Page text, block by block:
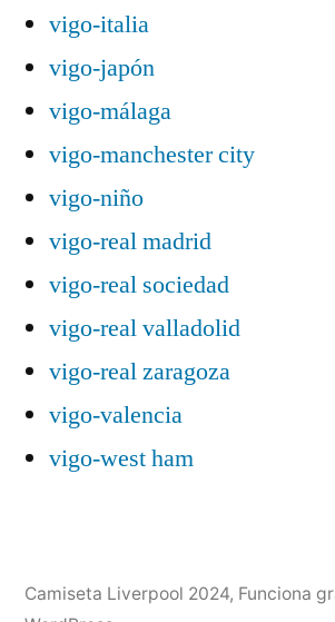
vigo-italia
vigo-japón
vigo-málaga
vigo-manchester city
vigo-niño
vigo-real madrid
vigo-real sociedad
vigo-real valladolid
vigo-real zaragoza
vigo-valencia
vigo-west ham
Camiseta Liverpool 2024, Funciona